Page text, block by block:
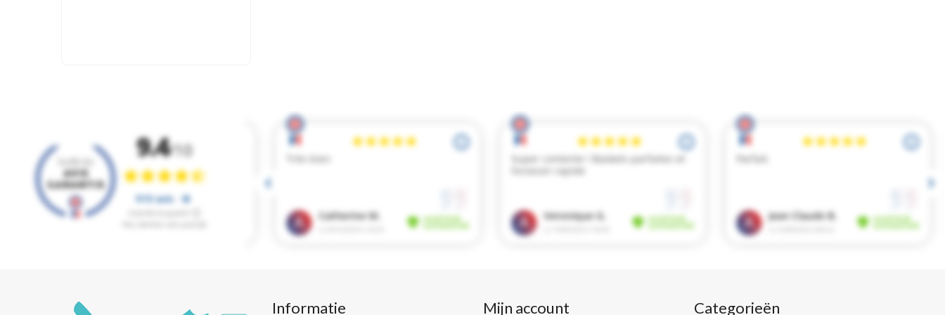
Informatie Mijn account Categorieën